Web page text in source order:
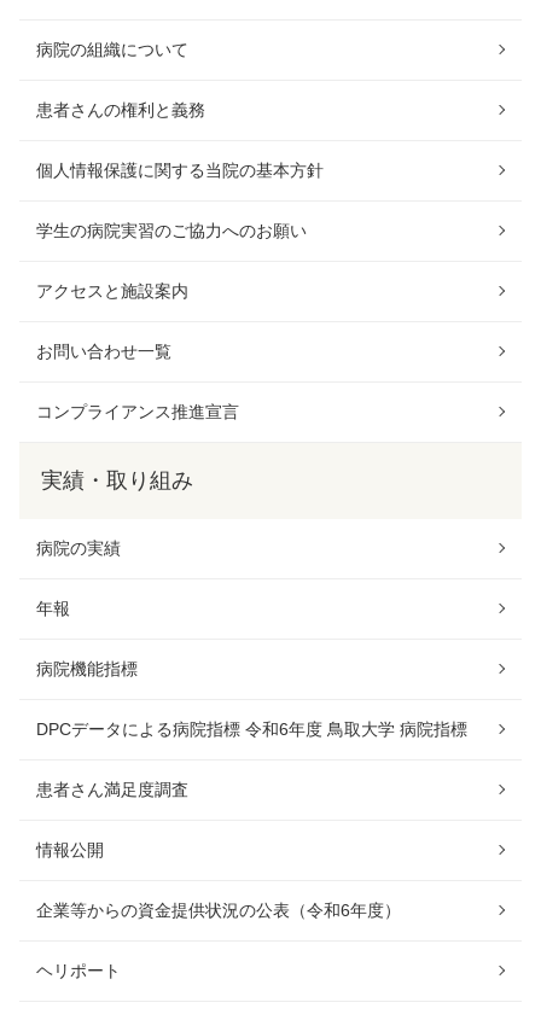
病院の組織について
患者さんの権利と義務
個人情報保護に関する当院の基本方針
学生の病院実習のご協力へのお願い
アクセスと施設案内
お問い合わせ一覧
コンプライアンス推進宣言
実績・取り組み
病院の実績
年報
病院機能指標
DPCデータによる病院指標 令和6年度 鳥取大学 病院指標
患者さん満足度調査
情報公開
企業等からの資金提供状況の公表（令和6年度）
ヘリポート